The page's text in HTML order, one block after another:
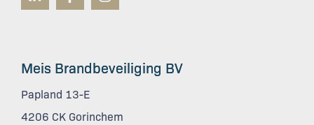
Meis Brandbeveiliging BV
Papland 13-E
4206 CK Gorinchem